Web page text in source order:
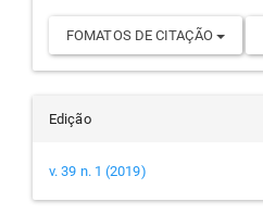
FOMATOS DE CITAÇÃO
Edição
v. 39 n. 1 (2019)